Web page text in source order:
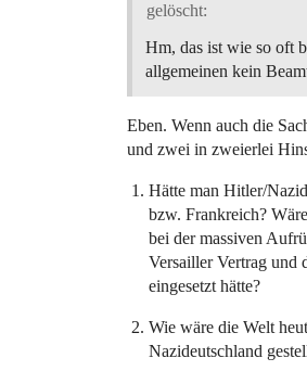
gelöscht:
Hm, das ist wie so oft
allgemeinen kein
Eben. Wenn auch die
und zwei in zweierlei
Hätte man Hitler/
bzw. Frankreich?
bei der massiven
Versailler Vertrag und
eingesetzt hätte?
Wie wäre die Welt
Nazideutschland